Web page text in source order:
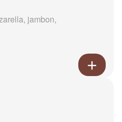
jambon,